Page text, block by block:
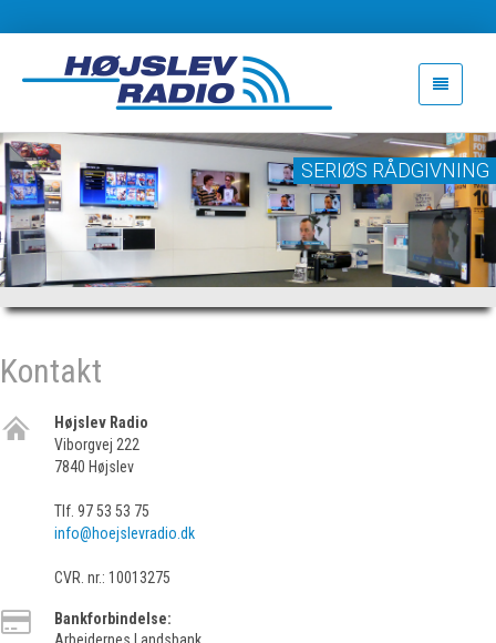
SERIØS RÅDGIVNING
Kontakt
Højslev Radio
Viborgvej 222
7840 Højslev
Tlf. 97 53 53 75
info@hoejslevradio.dk
CVR. nr.: 10013275
Bankforbindelse: